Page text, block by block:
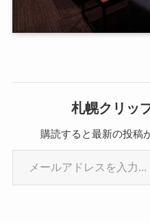
札幌クリッ
購読すると最新の投稿
メールアドレスを入力...